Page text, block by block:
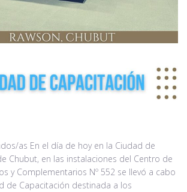
as En el día de hoy en la Ciudad de
Chubut, en las instalaciones del Centro de
y Complementarios Nº 552 se llevó a cabo
de Capacitación destinada a los